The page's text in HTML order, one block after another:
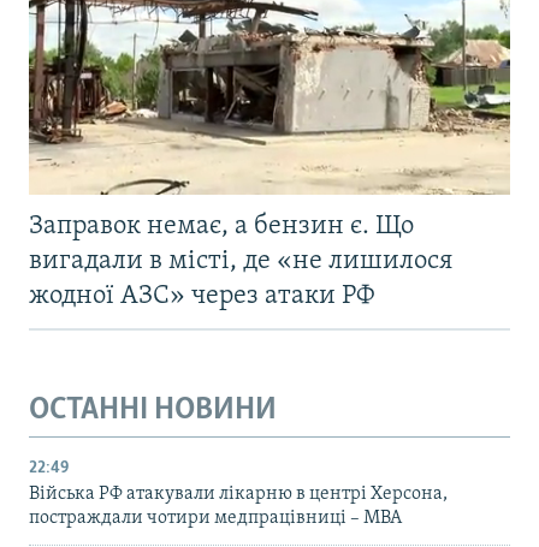
Заправок немає, а бензин є. Що
вигадали в місті, де «не лишилося
жодної АЗС» через атаки РФ
ОСТАННІ НОВИНИ
22:49
Війська РФ атакували лікарню в центрі Херсона,
постраждали чотири медпрацівниці – МВА